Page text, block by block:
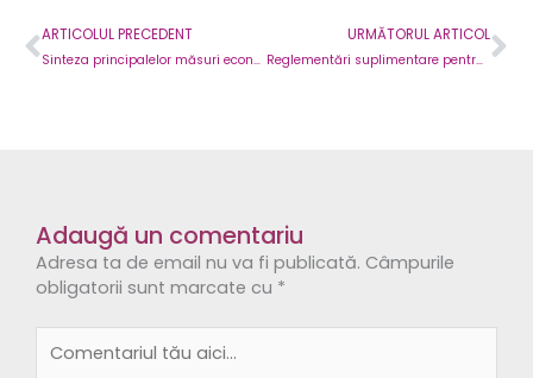
Prev
ARTICOLUL PRECEDENT
Sinteza principalelor măsuri economice
URMĂTORUL ARTICOL
Reglementări suplimentare pentru acordarea indemnizației de suspendare temporară a activității (șomaj tehnic)
Adaugă un comentariu
Adresa ta de email nu va fi publicată. Câmpurile
obligatorii sunt marcate cu *
tău